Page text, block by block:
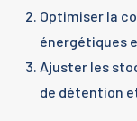
Optimiser la
énergétiques
Ajuster les
de détention